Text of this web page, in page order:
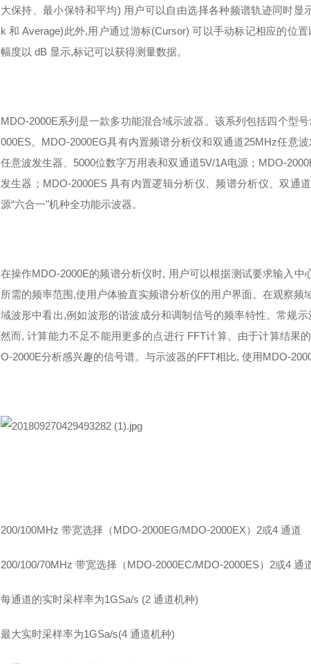
大保持、最小保特和平均) 用户可以自由选择各种频谱轨迹同时显
k 和Average)此外,用户通过游标(Cursor)可以手动标记相应的位
幅度以 dB 显示,标记可以获得测量数据。
MDO-2000E系列是一款多功能混合域示波器。该系列包括四个型号
000ES。 MDO-2000EG具有内置频谱分析仪和双通道25MHz任意波
任意波发生器、 5000位数字万用表和双通道5V/1A电源； MDO-
发生器； MDO-2000ES 具有内置逻辑分析仪、频谱分析仪、双通道
源“六合一"机种全功能示波器。
在操作MDO-2000E的频谱分析仪时, 用户可以根据测试要求输入中
所需的频率范围 ,使用户体验直实频谱分析仪的用户界面。在观察频
域波形中看出,例如波形的谐波成分和调制信号的频率特性。常规示
然而,计算能力不足不能用更多的点进行 FFT计算。由于计算结果
O-2000E分析感兴趣的信号谱。与示波器的FFT相比, 使用MDO-
200/100MHz 带宽选择（MDO-2000EG/MDO-2000EX） 2或4 通道
200/100/70MHz 带宽选择（MDO-2000EC/MDO-2000ES） 2或4 通
每通道的实时采样率为1GSa/s (2 通道机种)
最大实时采样率为1GSa/s(4 通道机种)